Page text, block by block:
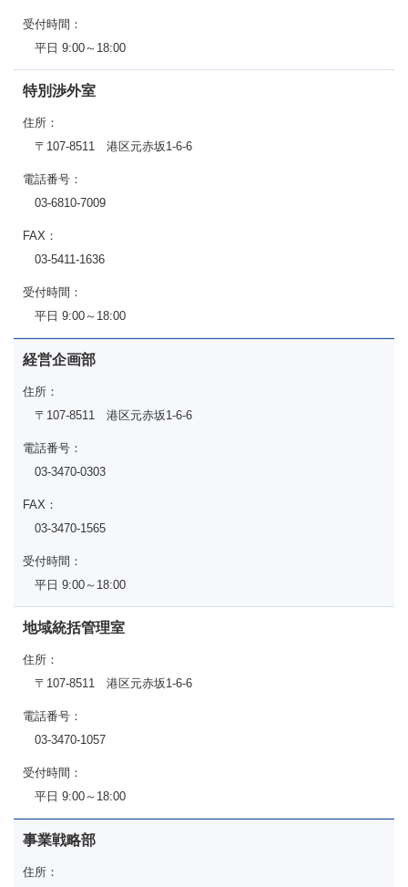
受付時間：
平日 9:00～18:00
特別渉外室
住所：
〒107-8511 港区元赤坂1-6-6
電話番号：
03-6810-7009
FAX：
03-5411-1636
受付時間：
平日 9:00～18:00
経営企画部
住所：
〒107-8511 港区元赤坂1-6-6
電話番号：
03-3470-0303
FAX：
03-3470-1565
受付時間：
平日 9:00～18:00
地域統括管理室
住所：
〒107-8511 港区元赤坂1-6-6
電話番号：
03-3470-1057
受付時間：
平日 9:00～18:00
事業戦略部
住所：